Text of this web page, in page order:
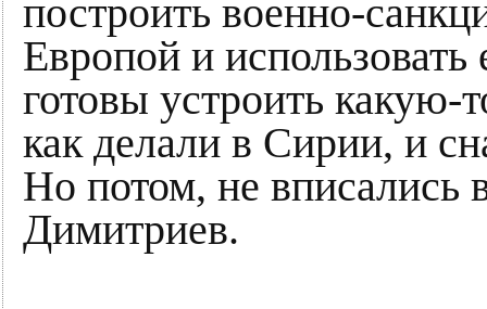
построить военно-
Европой и использовать
готовы устроить какую-
как делали в Сирии, и
Но потом, не
Димитриев.